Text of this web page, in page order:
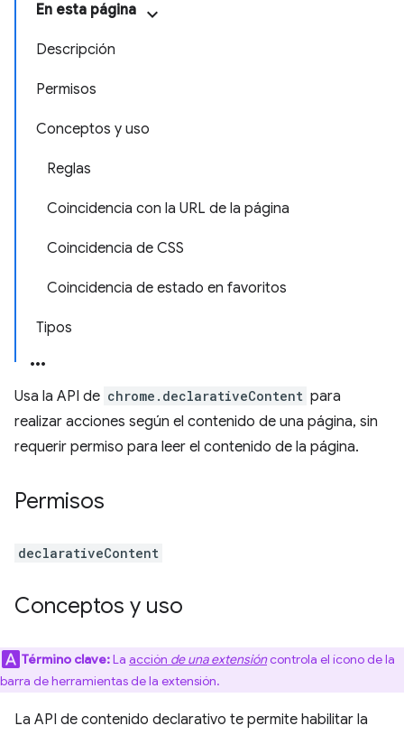
En esta página
Descripción
Permisos
Conceptos y uso
Reglas
Coincidencia con la URL de la página
Coincidencia de CSS
Coincidencia de estado en favoritos
Tipos
Usa la API de chrome.declarativeContent para
realizar acciones según el contenido de una página, sin
requerir permiso para leer el contenido de la página.
Permisos
declarativeContent
Conceptos y uso
Término clave:La acción de una extensióncontrola el ícono de la
barra de herramientas de la extensión.
La API de contenido declarativo te permite habilitar la